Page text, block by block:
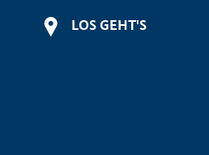
LOS GEHT'S